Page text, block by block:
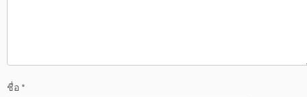
ชื่อ *